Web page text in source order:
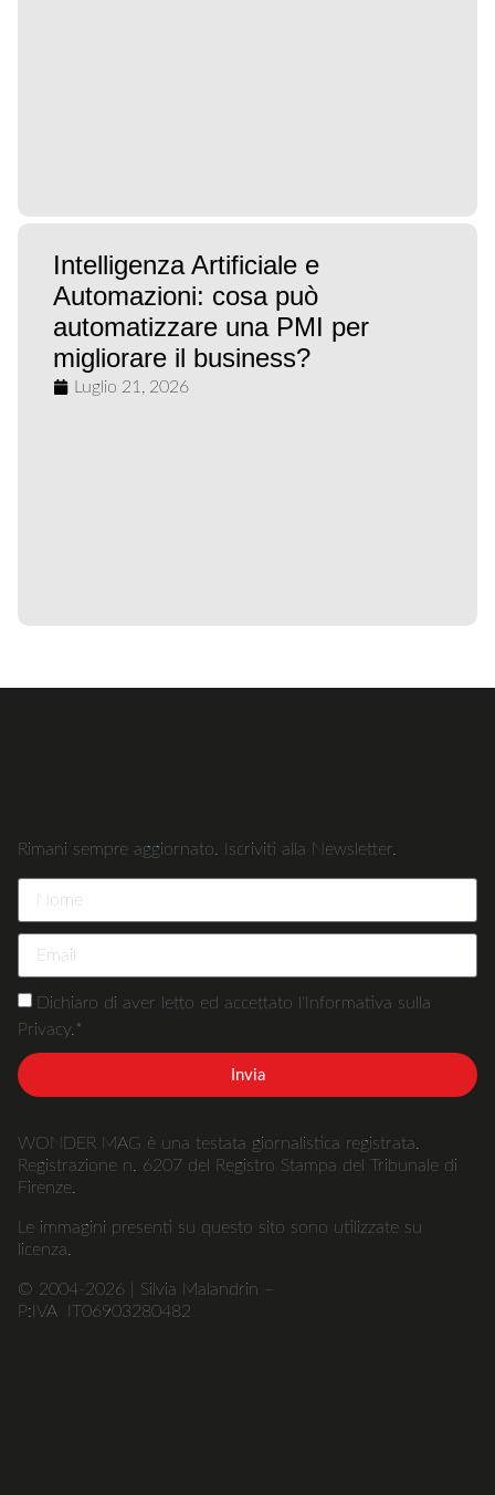
Intelligenza Artificiale e
Automazioni: cosa può
automatizzare una PMI per
migliorare il business?
Luglio 21, 2026
Rimani sempre aggiornato. Iscriviti alla Newsletter.
Dichiaro di aver letto ed accettato l'Informativa sulla
Privacy.*
Invia
WONDER MAG è una testata giornalistica registrata.
Registrazione n. 6207 del Registro Stampa del Tribunale di
Firenze.
Le immagini presenti su questo sito sono utilizzate su
licenza.
© 2004-2026 | Silvia Malandrin –
P:IVA IT06903280482